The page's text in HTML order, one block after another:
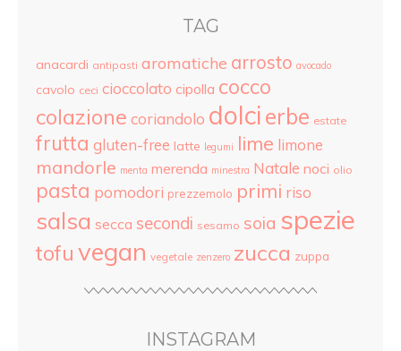
TAG
anacardi antipasti aromatiche arrosto avocado
cavolo ceci cioccolato cipolla cocco
colazione coriandolo dolci erbe estate
frutta gluten-free latte legumi lime limone
mandorle menta merenda minestra Natale noci olio
pasta pomodori prezzemolo primi riso
salsa secca secondi sesamo soia spezie
tofu vegan vegetale zenzero zucca zuppa
INSTAGRAM